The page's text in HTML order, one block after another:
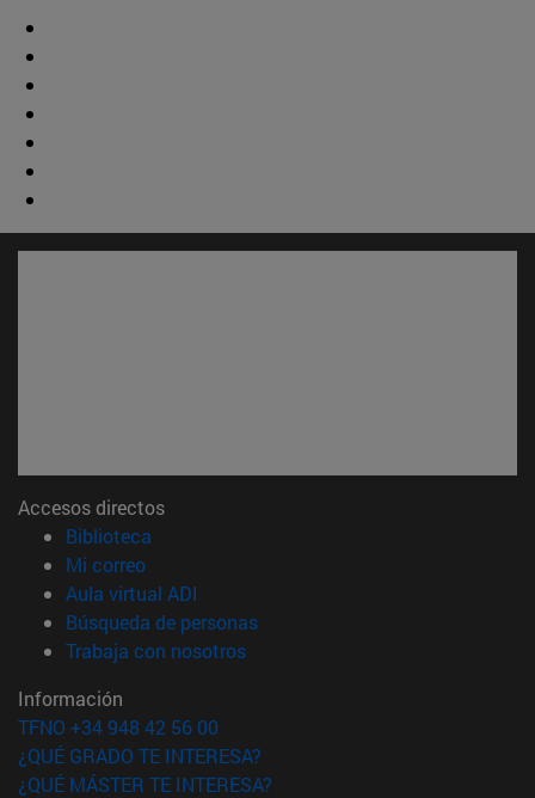
Accesos directos
Biblioteca
Mi correo(abre en nueva ventana)
Aula virtual ADI
Búsqueda de personas(abre en nueva ventana)
Trabaja con nosotros(abre en nueva ventana)
Información
TFNO +34 948 42 56 00
¿QUÉ GRADO TE INTERESA?
¿QUÉ MÁSTER TE INTERESA?